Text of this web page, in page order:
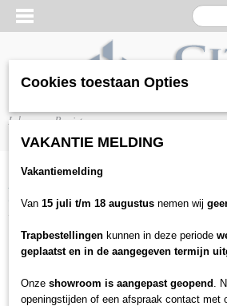
Inloggen Registreren
Home
Output Loop & lines - 4221005 Barley
Cookies toestaan Opties
VAKANTIE MELDING
Vakantiemelding
Van 15 juli t/m 18 augustus nemen wij
Trapbestellingen kunnen in deze periode
geplaatst en in de aangegeven termijn
Onze showroom is aangepast geopend .
openingstijden of een afspraak contact met